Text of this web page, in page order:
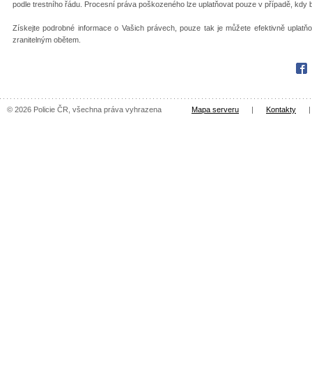
podle trestního řádu. Procesní práva poškozeného lze uplatňovat pouze v případě,
Získejte podrobné informace o Vašich právech, pouze tak je můžete efektivně
zranitelným obětem.
© 2026 Policie ČR, všechna práva vyhrazena Mapa serveru | Kontakty |